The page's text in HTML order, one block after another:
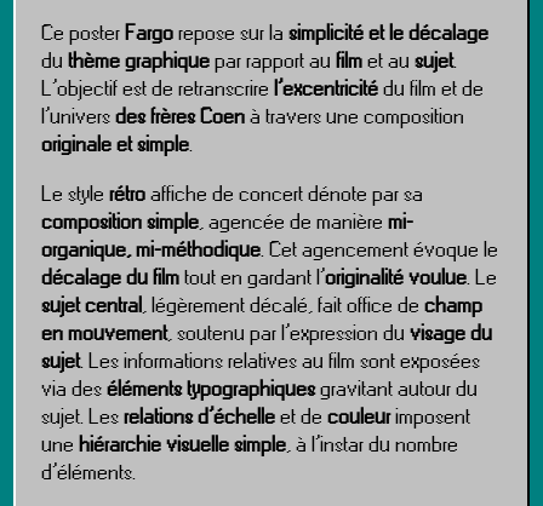
Ce posterFargorepose sur la simplicité et le décalage
duthème graphiquepar rapport au filmet ausujet.
L’objectif est de retranscrirel’excentricitédu film et de
l’universdes frères Coenà travers une composition
originale et simple.
Le stylerétroaffiche de concert dénote par sa
composition simple, agencée de manièremi-
organique, mi-méthodique. Cet agencement évoque le
décalage du filmtout en gardant l’originalité voulue. Le
sujet central, légèrement décalé, fait office dechamp
en mouvement, soutenu par l’expression duvisage du
sujet. Les informations relatives au film sont exposées
via deséléments typographiquesgravitant autour du
sujet. Lesrelations d’échelleet decouleurimposent
une hiérarchie visuelle simple, à l’instar du nombre
d’éléments.